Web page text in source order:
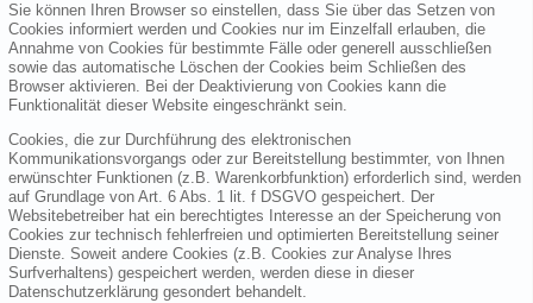
Sie können Ihren Browser so einstellen, dass Sie über das Setzen von
Cookies informiert werden und Cookies nur im Einzelfall erlauben, die
Annahme von Cookies für bestimmte Fälle oder generell ausschließen
sowie das automatische Löschen der Cookies beim Schließen des
Browser aktivieren. Bei der Deaktivierung von Cookies kann die
Funktionalität dieser Website eingeschränkt sein.
Cookies, die zur Durchführung des elektronischen
Kommunikationsvorgangs oder zur Bereitstellung bestimmter, von Ihnen
erwünschter Funktionen (z.B. Warenkorbfunktion) erforderlich sind, werden
auf Grundlage von Art. 6 Abs. 1 lit. f DSGVO gespeichert. Der
Websitebetreiber hat ein berechtigtes Interesse an der Speicherung von
Cookies zur technisch fehlerfreien und optimierten Bereitstellung seiner
Dienste. Soweit andere Cookies (z.B. Cookies zur Analyse Ihres
Surfverhaltens) gespeichert werden, werden diese in dieser
Datenschutzerklärung gesondert behandelt.